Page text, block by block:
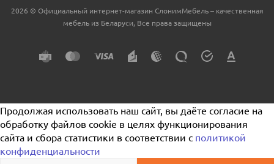
2026 © Официальный интернет-магазин СлонимМебель – качественная
мебель из Беларуси, Все права защищены
Продолжая использовать наш сайт, вы даёте согласие на
обработку файлов cookie в целях функционирования
сайта и сбора статистики в соответствии с политикой
конфиденциальности